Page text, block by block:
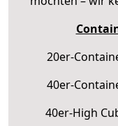
20er-
40er-
40er-High